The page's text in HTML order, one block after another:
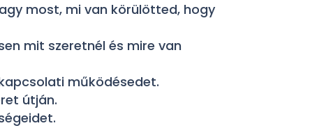
most, mi van körülötted, hogy
mit szeretnél és mire van
működésedet.
útján.